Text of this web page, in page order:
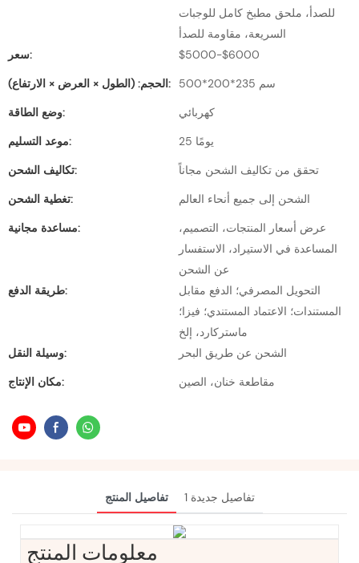
للصدأ، ملحق مطبخ كامل للوجبات
السريعة، مقاومة للصدأ
سعر:
$5000-$6000
الحجم: (الطول × العرض × الارتفاع):
500*200*235 سم
وضع الطاقة:
كهربائي
موعد التسليم:
25 يومًا
تكاليف الشحن:
تحقق من تكاليف الشحن مجاناً
تغطية الشحن:
الشحن إلى جميع أنحاء العالم
مساعدة مجانية:
عرض أسعار المنتجات، التصميم،
المساعدة في الاستيراد، الاستفسار
عن الشحن
طريقة الدفع:
التحويل المصرفي؛ الدفع مقابل
المستندات؛ الاعتماد المستندي؛ فيزا؛
ماستركارد، إلخ
وسيلة النقل:
الشحن عن طريق البحر
مكان الإنتاج:
مقاطعة خنان، الصين
تفاصيل المنتج تفاصيل جديدة 1
معلومات المنتج